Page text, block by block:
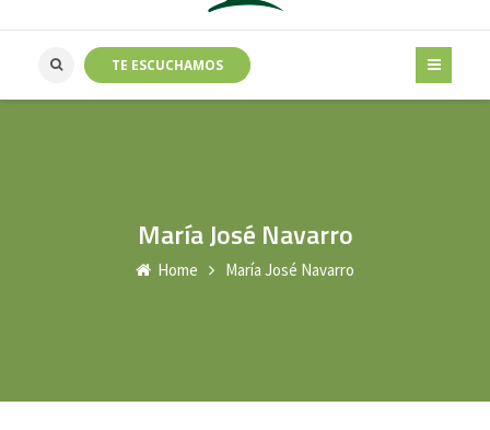
TE ESCUCHAMOS
María José Navarro
Home María José Navarro